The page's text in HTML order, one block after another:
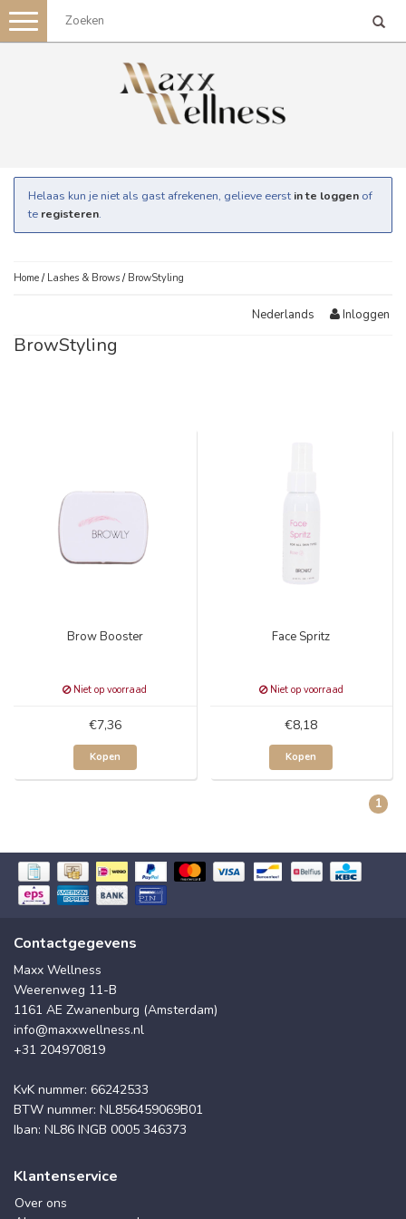
Toggle
navigation
Helaas kun je niet als gast afrekenen, gelieve eerst in te loggen of
te registeren.
Home / Lashes & Brows / BrowStyling
Nederlands Inloggen
BrowStyling
Brow Booster
Niet op voorraad
€7,36
Kopen
Face Spritz
Niet op voorraad
€8,18
Kopen
1
Contactgegevens
Maxx Wellness
Weerenweg 11-B
1161 AE Zwanenburg (Amsterdam)
info@maxxwellness.nl
+31 204970819
KvK nummer: 66242533
BTW nummer: NL856459069B01
Iban: NL86 INGB 0005 346373
Klantenservice
Over ons